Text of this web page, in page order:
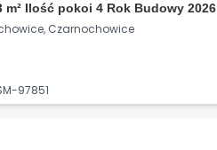
m² Ilość pokoi 4 Rok Budowy 2026
Czarnochowice
97851